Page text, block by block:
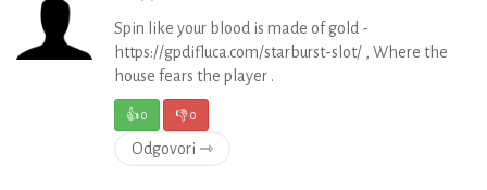
Spin like your blood is made of gold -
https://gpdifluca.com/starburst-slot/ , Where the
house fears the player .
👍0 👎0
Odgovori ⇾